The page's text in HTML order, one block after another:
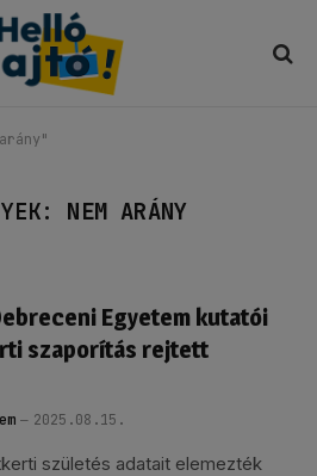
NEM ARÁNY
Egyetem kutatói
szaporítás rejtett
2025.08.15.
születés adatait elemezték